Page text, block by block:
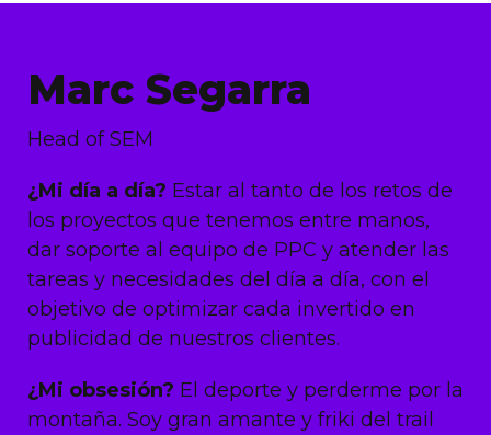
Marc Segarra
Head of SEM
¿Mi día a día? Estar al tanto de los retos de
los proyectos que tenemos entre manos,
dar soporte al equipo de PPC y atender las
tareas y necesidades del día a día, con el
objetivo de optimizar cada invertido en
publicidad de nuestros clientes.
¿Mi obsesión? El deporte y perderme por la
montaña. Soy gran amante y friki del trail